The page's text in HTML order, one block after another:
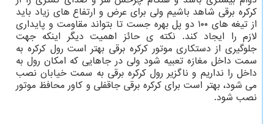
کرکره برقی شاهد باشیم ولی برای عرض و ارتفاع های زیاد باید
از تیغه های ۱۰۰ دو پل بهره جست تا بتواند مقاومت و پایداری
لازم را ایجاد کند. نکته ی حائز اهمیت دیگر اینکه جهت
جلوگیری از دستکاری موتور کرکره برقی بهتر است رول کرکره به
سمت داخل مغازه تعبیه شود ولی در جاهایی که امکان رول به
داخل را نداریم و ناگزیر رول کرکره برقی به سمت خیابان نصب
می شود، بهتر است برای کرکره برقی جاقفلی و کاور محافظ موتور
نصب شود.